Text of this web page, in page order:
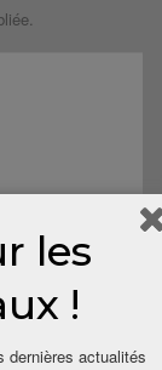
les
!
dernières actualités